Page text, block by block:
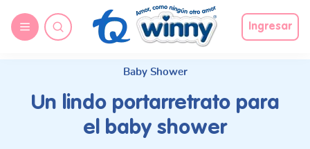
Ingresar
Baby Shower
Un lindo portarretrato para
el baby shower